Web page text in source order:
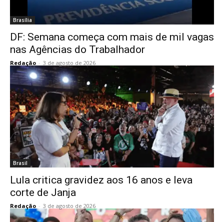
Brasília
DF: Semana começa com mais de mil vagas
nas Agências do Trabalhador
Redação - 3 de agosto de 2026
Brasil
Lula critica gravidez aos 16 anos e leva
corte de Janja
Redação - 3 de agosto de 2026